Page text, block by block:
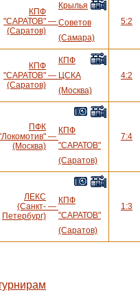
КПФ
"САРАТОВ"
(Саратов)
—
Крылья
Советов
(Самара)
5:2
КПФ
"САРАТОВ"
(Саратов)
—
КПФ
ЦСКА
(Москва)
4:2
ПФК
(Москва)
—
КПФ
"САРАТОВ"
(Саратов)
7:4
ЛЕКС
(Санкт-
Петербург)
—
КПФ
"САРАТОВ"
(Саратов)
1:3